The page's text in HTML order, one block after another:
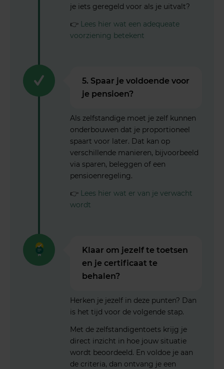
je iets geregeld voor als je uitvalt?
👉 Lees hier wat een adequeate
voorziening betekent
5. Spaar je voldoende voor
je pensioen?
Als zelfstandige moet je zelf kunnen
onderbouwen dat je proportioneel
spaart voor later. Dat kan op
verschillende manieren, bijvoorbeeld
via sparen, beleggen of een
pensioenregeling.
👉 Lees hier wat er van je verwacht
wordt
Klaar om jezelf te toetsen
en je certificaat te
behalen?
Herken je jezelf in deze punten? Dan
is het tijd voor de volgende stap.
Met de zelfstandigentoets krijg je
direct inzicht in hoe jouw situatie
wordt beoordeeld. En voldoe je aan
de criteria, dan ontvang je een